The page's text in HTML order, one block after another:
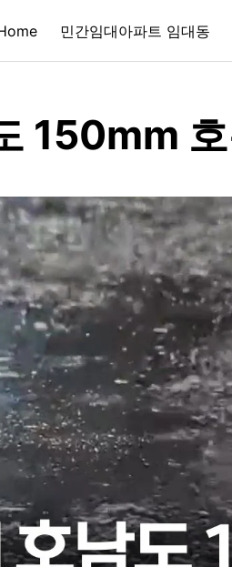
민간임대아파트 임대동
150mm